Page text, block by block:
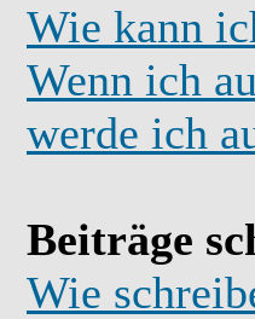
Wie kann
Wenn ich
werde ich
Beiträge
Wie